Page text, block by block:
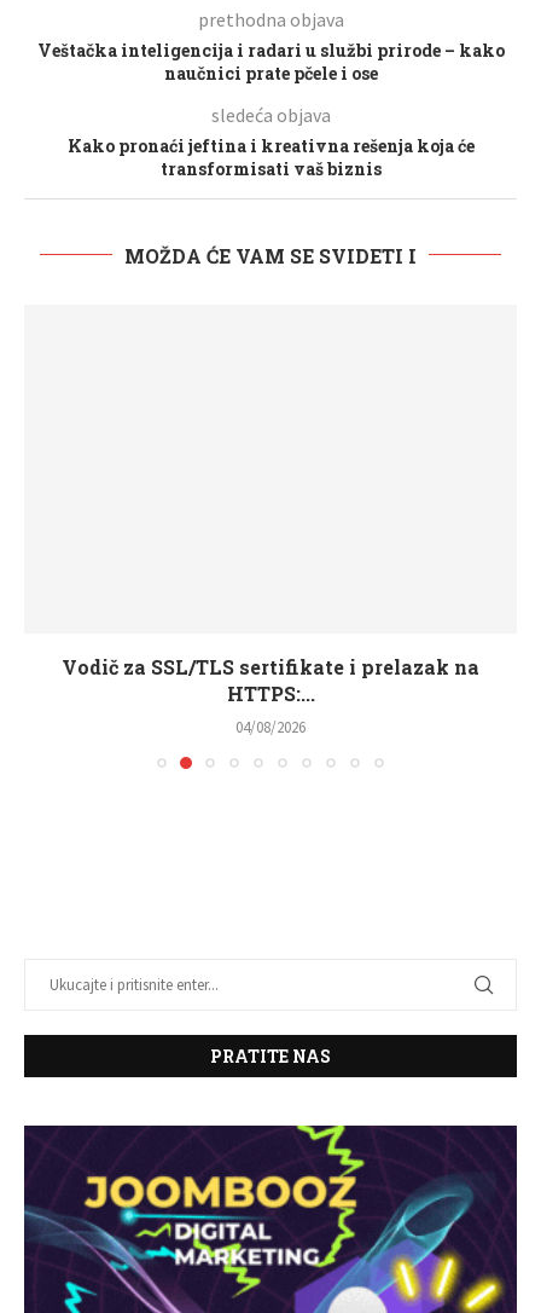
prethodna objava
Veštačka inteligencija i radari u službi prirode – kako
naučnici prate pčele i ose
sledeća objava
Kako pronaći jeftina i kreativna rešenja koja će
transformisati vaš biznis
MOŽDA ĆE VAM SE SVIDETI I
Vodič za SSL/TLS sertifikate i prelazak na
HTTPS:...
04/08/2026
PRATITE NAS